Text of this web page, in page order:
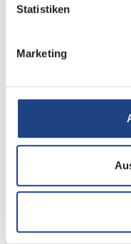
Statistiken
Marketing
Sanitär